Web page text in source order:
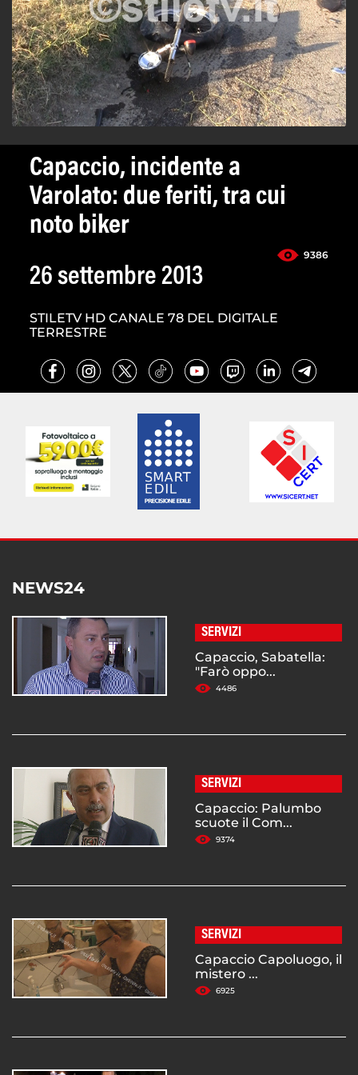
Capaccio, incidente a
Varolato: due feriti, tra cui
noto biker
9386
26 settembre 2013
STILETV HD CANALE 78 DEL DIGITALE
TERRESTRE
NEWS24
SERVIZI
Capaccio, Sabatella:
"Farò oppo...
4486
SERVIZI
Capaccio: Palumbo
scuote il Com...
9374
SERVIZI
Capaccio Capoluogo, il
mistero ...
6925